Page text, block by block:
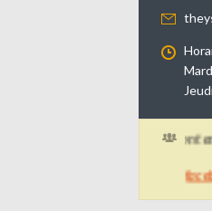
Des travaux de voirie sont en
https://